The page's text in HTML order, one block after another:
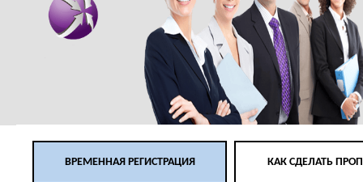
ВРЕМЕННАЯ РЕГИСТРАЦИЯ КАК СДЕЛАТЬ